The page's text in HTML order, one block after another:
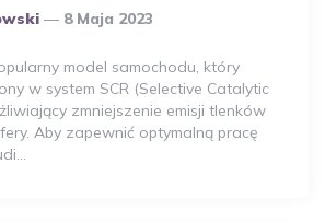
8 Maja 2023
model samochodu, który
w system SCR (Selective Catalytic
zmniejszenie emisji tlenków
Aby zapewnić optymalną pracę